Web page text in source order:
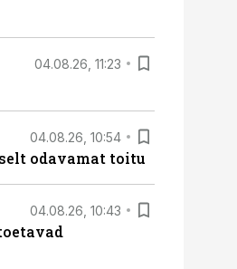
04.08.26, 11:23
04.08.26, 10:54
odavamat toitu
04.08.26, 10:43